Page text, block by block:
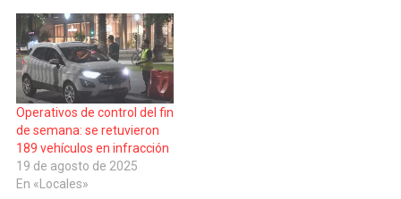
Operativos de control del fin
de semana: se retuvieron
189 vehículos en infracción
19 de agosto de 2025
En «Locales»